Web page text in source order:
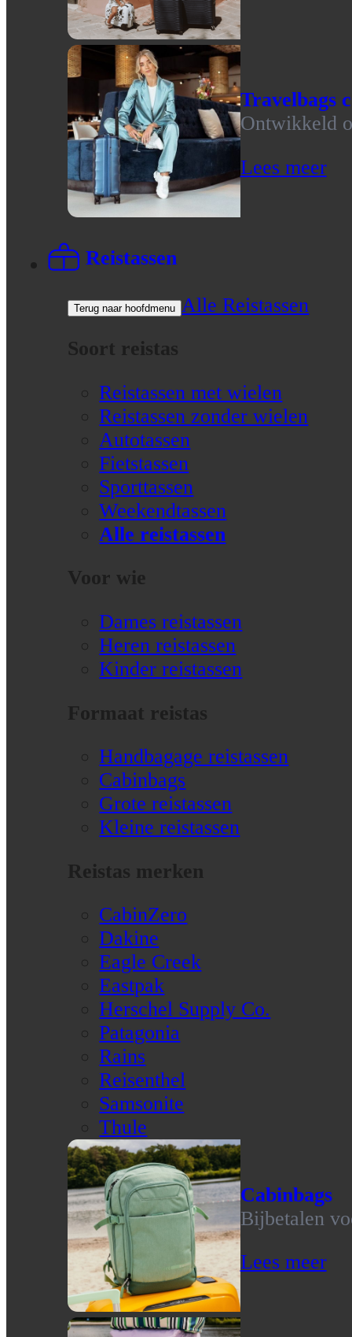
Travelbags
Ontwikkeld
Lees meer
Reistassen
Terug naar hoofdmenu
Alle Reistassen
Soort reistas
Reistassen met wielen
Reistassen zonder wielen
Autotassen
Fietstassen
Sporttassen
Weekendtassen
Alle reistassen
Voor wie
Dames reistassen
Heren reistassen
Kinder reistassen
Formaat reistas
Handbagage reistassen
Cabinbags
Grote reistassen
Kleine reistassen
Reistas merken
CabinZero
Dakine
Eagle Creek
Eastpak
Herschel Supply Co.
Patagonia
Rains
Reisenthel
Samsonite
Thule
Cabinbags
Bijbetalen
Lees meer